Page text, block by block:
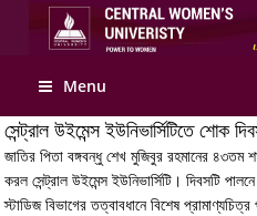
Menu
সেন্ট্রাল উইমেন্স ইউনিভার্সিটিতে শোক
জাতির পিতা বঙ্গবন্ধু শেখ মুজিবুর রহমানের ৪৩তম
করল সেন্ট্রাল উইমেন্স ইউনিভার্সিটি। দিবসটি পালনে
স্টাডিজ বিভাগের তত্বাবধানে বিশেষ